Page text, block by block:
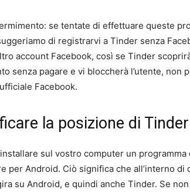
se tentate di effettuare queste
di registrarvi a Tinder senza
account Facebook, così se Tinder
senza pagare e vi bloccherà l’utente,
Facebook.
la posizione di
sul vostro computer un programma
per Android. Ciò significa che all’interno
su Android, e quindi anche Tinder. Se